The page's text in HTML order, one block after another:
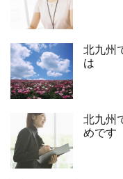
北九州
は
北九州
めです